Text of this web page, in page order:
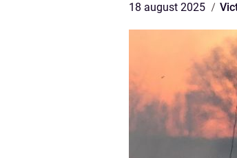
18 august 2025